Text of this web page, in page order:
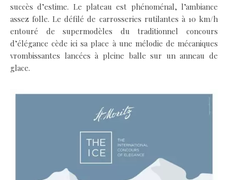
succès d’estime. Le plateau est phénoménal, l’ambiance
assez folle. Le défilé de carrosseries rutilantes à 10 km/h
entouré de supermodèles du traditionnel concours
d’élégance cède ici sa place à une mélodie de mécaniques
vrombissantes lancées à pleine balle sur un anneau de
glace.